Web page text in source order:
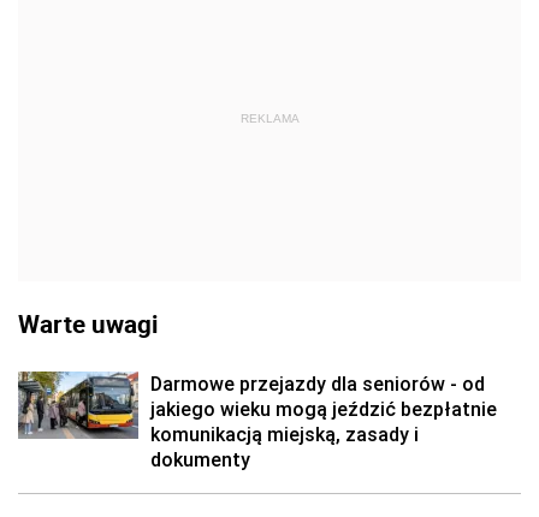
REKLAMA
Warte uwagi
Darmowe przejazdy dla seniorów - od
jakiego wieku mogą jeździć bezpłatnie
komunikacją miejską, zasady i
dokumenty